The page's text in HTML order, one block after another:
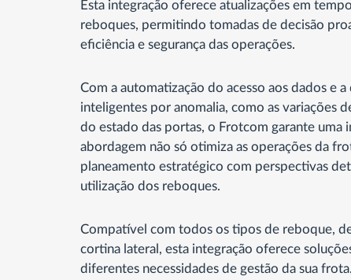
Esta integração oferece atualizações em
reboques, permitindo tomadas de decisão
eficiência e segurança das operações.
Com a automatização do acesso aos dados e
inteligentes por anomalia, como as variações
do estado das portas, o Frotcom garante uma
abordagem não só otimiza as operações da
planeamento estratégico com perspectivas
utilização dos reboques.
Compatível com todos os tipos de reboque,
cortina lateral, esta integração oferece
diferentes necessidades de gestão da sua